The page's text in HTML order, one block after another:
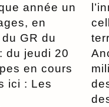
année un
en
GR du
du jeudi 20
en cours
ici : Les